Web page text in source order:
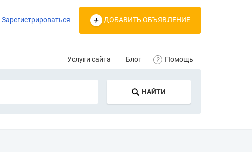
Зарегистрироваться ДОБАВИТЬ ОБЪЯВЛЕНИЕ
Услуги сайта Блог Помощь
НАЙТИ